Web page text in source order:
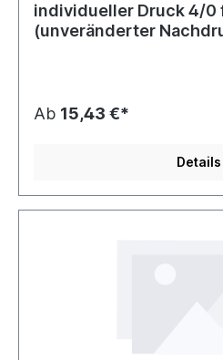
individueller Druck 4/0
(unveränderter
Ab 15,43 €*
Details